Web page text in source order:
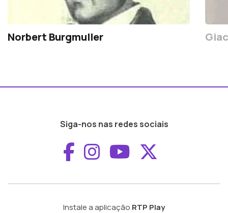
Norbert Burgmuller
Siga-nos nas redes sociais
Aceder ao
Aceder ao
Aceder ao
Instale a aplicação RTP Play